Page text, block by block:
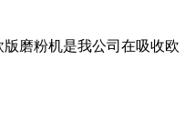
磨粉机是我公司在吸收欧